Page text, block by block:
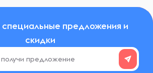
специальные предложения и
скидки